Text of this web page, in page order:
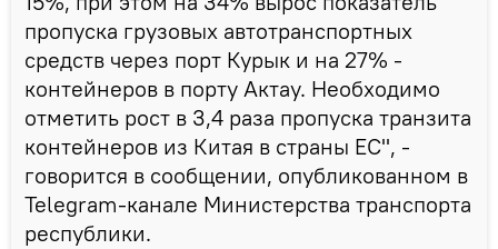
пропуска грузовых автотранспортных
средств через порт Курык и на 27% -
контейнеров в порту Актау. Необходимо
отметить рост в 3,4 раза пропуска транзита
контейнеров из Китая в страны ЕС", -
говорится в сообщении, опубликованном в
Telegram-канале Министерства транспорта
республики.